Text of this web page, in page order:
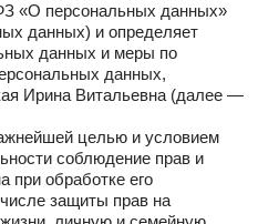
«О персональных данных»
данных) и определяет
данных и меры по
данных,
Ирина Витальевна (далее —
целью и условием
соблюдение прав и
при обработке его
защиты прав на